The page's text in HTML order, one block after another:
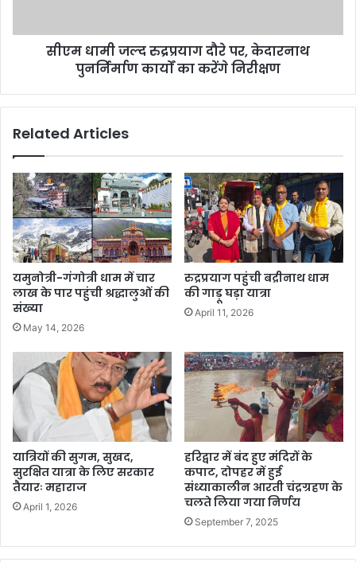
जी
ग
प
द्र
प
के
दा
र
ना
थ
न
र्नि
ण
का
का
क
रें
गे
नि
री
क्ष
ण
सीएम धामी जल्द रुद्रप्रयाग दौरे पर, केदारनाथ
पुनर्निर्माण कार्यों का करेंगे निरीक्षण
Related Articles
यमुनोत्री-गंगोत्री धाम में चार
लाख के पार पहुंची श्रद्धालुओं की
संख्या
May 14, 2026
रुद्रप्रयाग पहुंची बद्रीनाथ धाम
की गाड़ू घड़ा यात्रा
April 11, 2026
यात्रियों की सुगम, सुखद,
सुरक्षित यात्रा के लिए सरकार
तैयारः महाराज
April 1, 2026
हरिद्वार में बंद हुए मंदिरों के
कपाट, दोपहर में हुई
संध्याकालीन आरती चंद्रग्रहण के
चलते लिया गया निर्णय
September 7, 2025